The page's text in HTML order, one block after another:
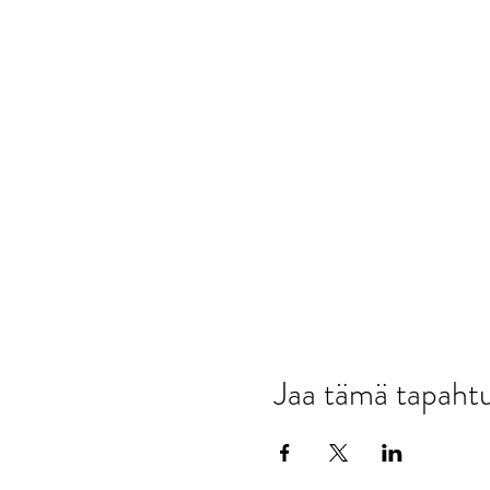
Jaa tämä